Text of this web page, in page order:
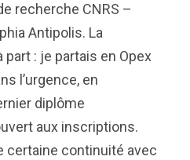
recherche CNRS –
Antipolis. La
: je partais en Opex
l’urgence, en
diplôme
aux inscriptions.
certaine continuité avec